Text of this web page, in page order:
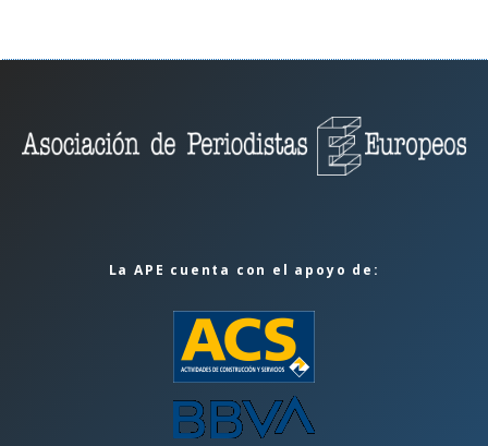
La APE cuenta con el apoyo de: